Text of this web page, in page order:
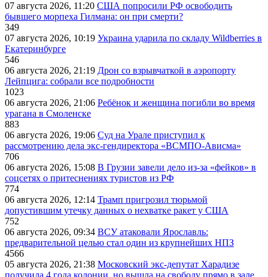
07 августа 2026, 11:20 США попросили РФ освободить
бывшего морпеха Гилмана: он при смерти?
349
07 августа 2026, 10:19 Украина ударила по складу Wildberries в
Екатеринбурге
546
06 августа 2026, 21:19 Дрон со взрывчаткой в аэропорту
Лейпцига: собрали все подробности
1023
06 августа 2026, 21:06 Ребёнок и женщина погибли во время
урагана в Смоленске
883
06 августа 2026, 19:06 Суд на Урале приступил к
рассмотрению дела экс-гендиректора «ВСМПО-Ависма»
706
06 августа 2026, 15:08 В Грузии завели дело из-за «фейков» в
соцсетях о притеснениях туристов из РФ
774
06 августа 2026, 12:14 Трамп пригрозил тюрьмой
допустившим утечку данных о нехватке ракет у США
752
06 августа 2026, 09:34 ВСУ атаковали Ярославль:
предварительной целью стал один из крупнейших НПЗ
4566
05 августа 2026, 21:38 Московский экс-депутат Харадизе
получила 4 года колонии, но вышла на свободу прямо в зале